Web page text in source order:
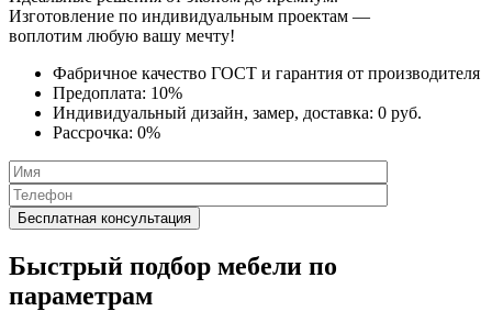
Изготовление по индивидуальным проектам —
воплотим любую вашу мечту!
Фабричное качество ГОСТ и гарантия от производителя
Предоплата: 10%
Индивидуальный дизайн, замер, доставка: 0 руб.
Рассрочка: 0%
Быстрый подбор мебели по
параметрам